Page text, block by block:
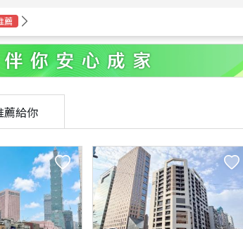
薦
薦給你